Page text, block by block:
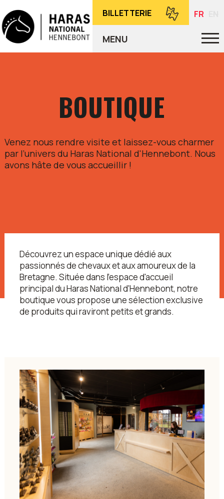
MENU
FR
BILLETTERIE
BOUTIQUE
Venez nous rendre visite et laissez-vous charmer
par l’univers du Haras National d'Hennebont. Nous
avons hâte de vous accueillir !
Découvrez un espace unique dédié aux
passionnés de chevaux et aux amoureux de la
Bretagne. Située dans l'espace d'accueil
principal du Haras National d'Hennebont, notre
boutique vous propose une sélection exclusive
de produits qui raviront petits et grands.